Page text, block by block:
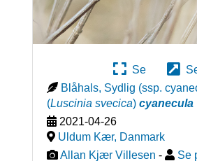
Se
Blåhals, Sydlig (ssp.
(Luscinia svecica) cyanecula
2021-04-26
Uldum Kær, Danmark
Allan Kjær Villesen - Se